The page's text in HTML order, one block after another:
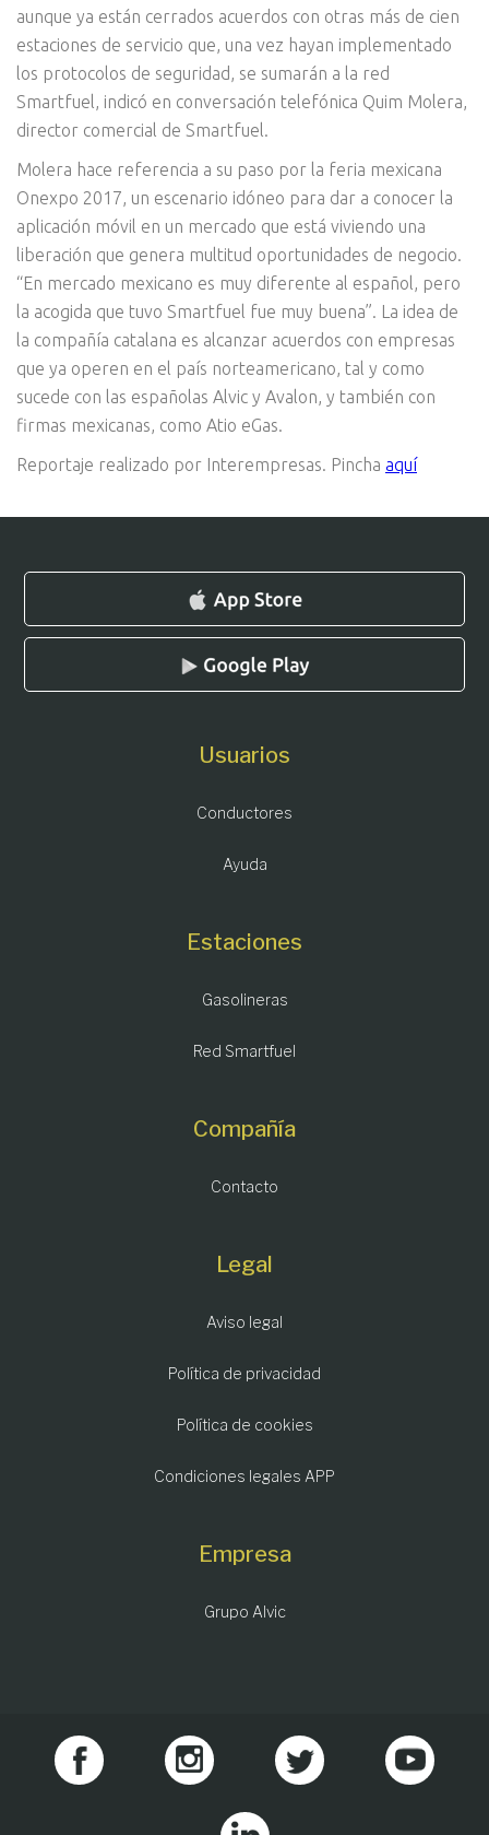
aunque ya están cerrados acuerdos con otras más de cien
estaciones de servicio que, una vez hayan implementado
los protocolos de seguridad, se sumarán a la red
Smartfuel, indicó en conversación telefónica Quim Molera,
director comercial de Smartfuel.
Molera hace referencia a su paso por la feria mexicana
Onexpo 2017, un escenario idóneo para dar a conocer la
aplicación móvil en un mercado que está viviendo una
liberación que genera multitud oportunidades de negocio.
“En mercado mexicano es muy diferente al español, pero
la acogida que tuvo Smartfuel fue muy buena”. La idea de
la compañía catalana es alcanzar acuerdos con empresas
que ya operen en el país norteamericano, tal y como
sucede con las españolas Alvic y Avalon, y también con
firmas mexicanas, como Atio eGas.
Reportaje realizado por Interempresas. Pincha aquí
Usuarios
Conductores
Ayuda
Estaciones
Gasolineras
Red Smartfuel
Compañía
Contacto
Legal
Aviso legal
Política de privacidad
Política de cookies
Condiciones legales APP
Empresa
Grupo Alvic